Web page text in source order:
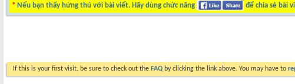
* Nếu bạn thấy hứng thú với bài viết. Hãy dùng chức năng để chia sẻ bài
If this is your first visit, be sure to check out the FAQ by clicking the link above. You may have to